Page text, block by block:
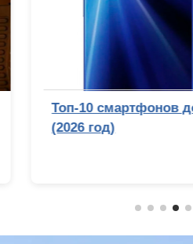
Топ-10 смартфонов до
(2026 год)